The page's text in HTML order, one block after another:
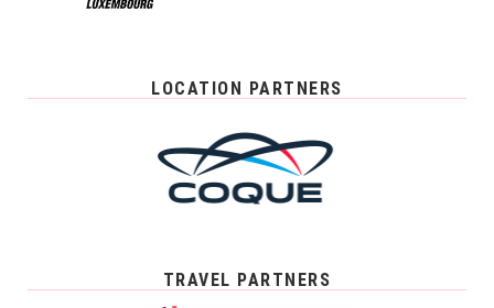
LOCATION PARTNERS
TRAVEL PARTNERS